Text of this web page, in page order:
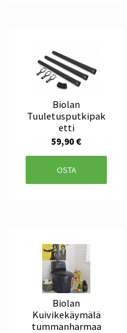
Biolan
Tuuletusputkipak
etti
59,90 €
OSTA
Biolan
Kuivikekäymälä
tummanharmaa